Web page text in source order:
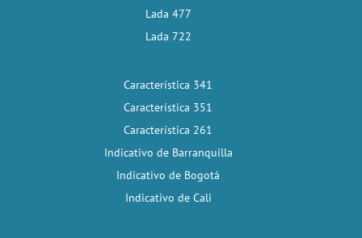
Lada 477
Lada 722
Característica 341
Característica 351
Característica 261
Indicativo de Barranquilla
Indicativo de Bogotá
Indicativo de Cali